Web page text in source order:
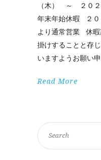
（木） ～ ２０
年末年始休暇 ２
より通常営業 休暇
掛けすることと存
いますようお願い
Read More